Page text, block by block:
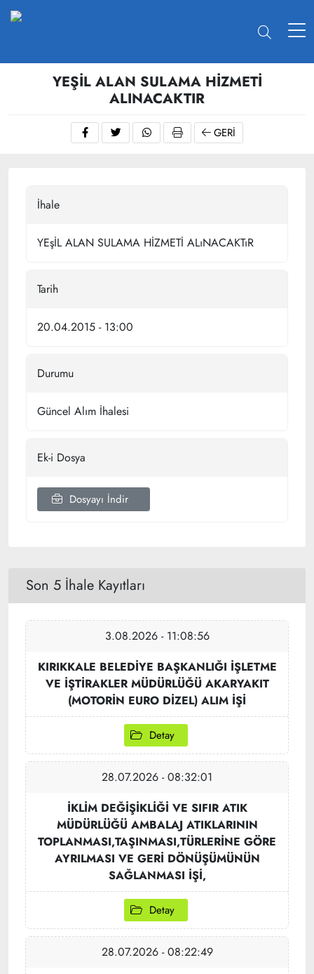
YEŞİL ALAN SULAMA HİZMETİ
ALINACAKTIR
GERI
İhale
YEşİL ALAN SULAMA HİZMETİ ALıNACAKTıR
Tarih
20.04.2015 - 13:00
Durumu
Güncel Alım İhalesi
Ek-i Dosya
Dosyayı İndir
Son 5 İhale Kayıtları
3.08.2026 - 11:08:56
KIRIKKALE BELEDİYE BAŞKANLIĞI İŞLETME
VE İŞTİRAKLER MÜDÜRLÜĞÜ AKARYAKIT
(MOTORİN EURO DİZEL) ALIM İŞİ
Detay
28.07.2026 - 08:32:01
İKLİM DEĞİŞİKLİĞİ VE SIFIR ATIK
MÜDÜRLÜĞÜ AMBALAJ ATIKLARININ
TOPLANMASI,TAŞINMASI,TÜRLERİNE GÖRE
AYRILMASI VE GERİ DÖNÜŞÜMÜNÜN
SAĞLANMASI İŞİ,
Detay
28.07.2026 - 08:22:49